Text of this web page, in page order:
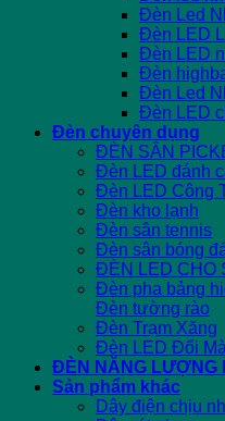
Đèn Led
Đèn LED
Đèn LED
Đèn
Đèn Led
Đèn LED
Đèn chuyên dụng
ĐÈN SÂN
Đèn LED đánh
Đèn LED Công
Đèn kho lạnh
Đèn sân tennis
Đèn sân bóng
ĐÈN LED CHO
Đèn pha bảng
Đèn tường rào
Đèn Trạm Xăng
Đèn LED Đổi
ĐÈN NĂNG LƯỢNG
Sản phẩm khác
Dây điện chịu